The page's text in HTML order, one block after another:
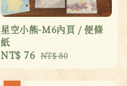
星空小熊-M6內頁 / 便條
紙
Sale
NT$ 76 Regular
price
NT$ 80